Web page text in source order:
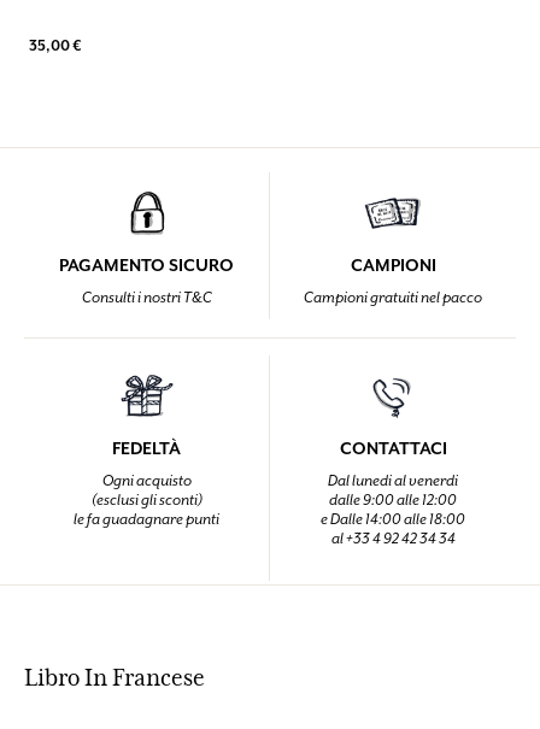
35,00 €
PAGAMENTO SICURO
Consulti i nostri T&C
CAMPIONI
Campioni gratuiti nel pacco
FEDELTÀ
Ogni acquisto
(esclusi gli sconti)
le fa guadagnare punti
CONTATTACI
Dal lunedi al venerdi
dalle 9:00 alle 12:00
e Dalle 14:00 alle 18:00
al +33 4 92 42 34 34
Libro In Francese